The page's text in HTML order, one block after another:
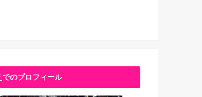
のプロフィール